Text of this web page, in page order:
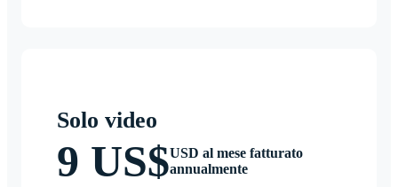
Solo video
9 US$USD al mese fatturato
annualmente